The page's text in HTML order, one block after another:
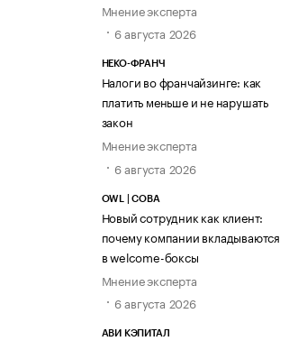
Мнение эксперта
6 августа 2026
НЕКО-ФРАНЧ
Налоги во франчайзинге: как
платить меньше и не нарушать
закон
Мнение эксперта
6 августа 2026
OWL | СОВА
Новый сотрудник как клиент:
почему компании вкладываются
в welcome-боксы
Мнение эксперта
6 августа 2026
АВИ КЭПИТАЛ